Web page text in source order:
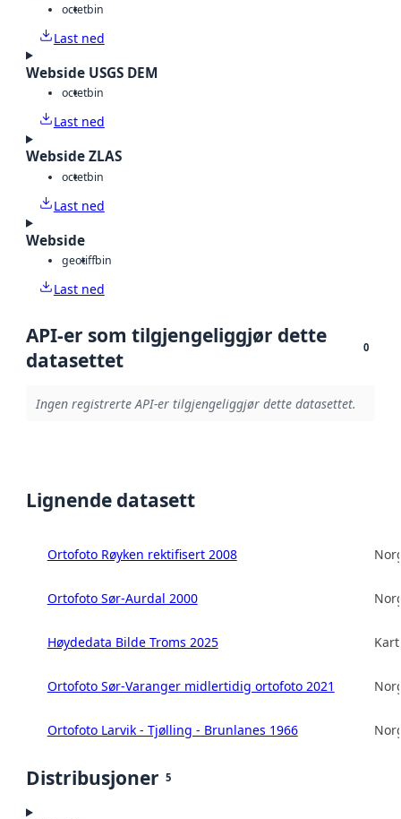
octetbin
Last ned
Webside USGS DEM
octetbin
Last ned
Webside ZLAS
octetbin
Last ned
Webside
geotiffbin
Last ned
API-er som tilgjengeliggjør dette
datasettet
0
Ingen registrerte API-er tilgjengeliggjør dette datasettet.
Lignende datasett
Ortofoto Røyken rektifisert 2008
Ortofoto Sør-Aurdal 2000
Høydedata Bilde Troms 2025
Ortofoto Sør-Varanger midlertidig ortofoto 2021
Ortofoto Larvik - Tjølling - Brunlanes 1966
Distribusjoner 5